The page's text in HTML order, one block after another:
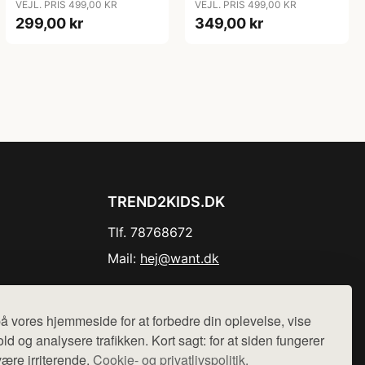
vores hjemmeside for at forbedre din oplevelse, vise
og analysere trafikken. Kort sagt: for at siden fungerer
irriterende. Cookie- og privatlivspolitik.
VEJL. PRIS 499,00 KR
299,00 kr
VEJL. PRIS 499,00 KR
349,00 kr
TREND2KIDS.DK
Tlf. 78768672
Mail: hej@want.dk